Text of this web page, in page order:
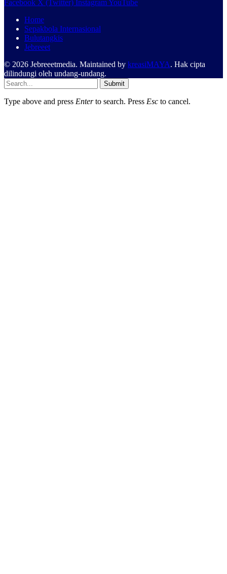
Facebook X (Twitter) InstagramYouTube
Home
Sepakbola Internasional
Bulutangkis
Jebreeet
© 2026 Jebreeetmedia. Maintained by kreasiMAYA. Hak cipta
dilindungi oleh undang-undang.
Submit
Type above and press Enterto search. Press Esc to cancel.